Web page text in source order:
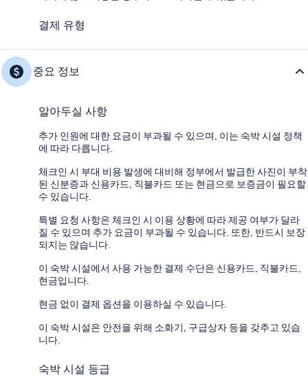
결제 유형
중요 정보
알아두실 사항
추가 인원에 대한 요금이 부과될 수 있으며, 이는 숙박 시설 정책
에 따라 다릅니다.
체크인 시 부대 비용 발생에 대비해 정부에서 발급한 사진이 부착
된 신분증과 신용카드, 직불카드 또는 현금으로 보증금이 필요할
수 있습니다.
특별 요청 사항은 체크인 시 이용 상황에 따라 제공 여부가 달라
질 수 있으며 추가 요금이 부과될 수 있습니다. 또한, 반드시 보장
되지는 않습니다.
이 숙박 시설에서 사용 가능한 결제 수단은 신용카드, 직불카드,
현금입니다.
현금 없이 결제 옵션을 이용하실 수 있습니다.
이 숙박 시설은 안전을 위해 소화기, 구급상자 등을 갖추고 있습
니다.
숙박 시설 등급